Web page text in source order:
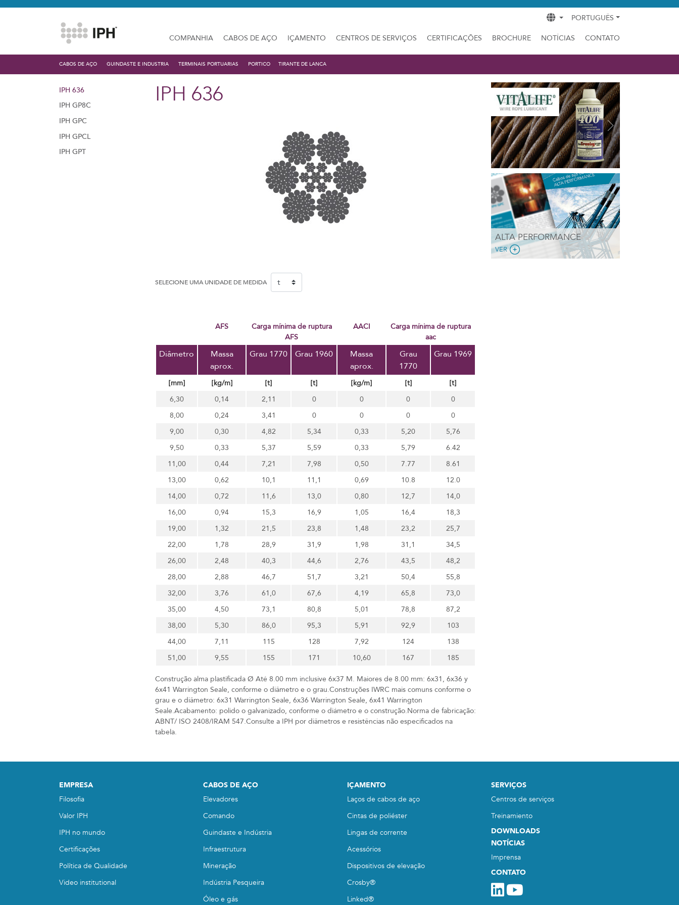
PORTUGUÊS
COMPANHIA CABOS DE AÇO IÇAMENTO CENTROS DE SERVIÇOS CERTIFICAÇÕES BROCHURE NOTÍCIAS CONTATO
CABOS DE AÇO GUINDASTE E INDUSTRIA TERMINAIS PORTUARIAS PORTICO TIRANTE DE LANCA
IPH 636
IPH GP8C
IPH GPC
IPH GPCL
IPH GPT
IPH 636
SELECIONE UMA UNIDADE DE MEDIDA
AFS
Carga mínima de ruptura
AFS
AACI
carga mínima de ruptura
aac
Diâmetro
Massa
aprox.
Grau 1770 Grau 1960
Massa
aprox.
Grau
1770
Grau 1969
[mm] [kg/m] [t] [t] [kg/m] [t]
[t]
6,30
0,14 2,11 0 0 0
0
8,00
0,24 3,41 0 0 0
0
9,00
0,30 4,82 5,34 0,33 5,20
5,76
9,50
0,33 5,37 5,59 0,33 5,79
6.42
11,00
0,44 7,21 7,98 0,50 7.77
8.61
13,00
0,62 10,1 11,1 0,69 10.8
12.0
14,00
0,72 11,6 13,0 0,80 12,7
14,0
16,00
0,94 15,3 16,9 1,05 16,4
18,3
19,00
1,32 21,5 23,8 1,48 23,2
25,7
22,00
1,78 28,9 31,9 1,98 31,1
34,5
26,00
2,48 40,3 44,6 2,76 43,5
48,2
28,00
2,88 46,7 51,7 3,21 50,4
55,8
32,00
3,76 61,0 67,6 4,19 65,8
73,0
35,00
4,50 73,1 80,8 5,01 78,8
87,2
38,00
5,30 86,0 95,3 5,91 92,9
103
44,00
7,11 115 128 7,92 124
138
51,00
9,55 155 171 10,60 167 185
Construção alma plastificada Ø Até 8.00 mm inclusive 6x37 M. Maiores de 8.00 mm: 6x31, 6x36 y
6x41 Warrington Seale, conforme o diâmetro e o grau.Construções IWRC mais comuns conforme o
grau e o diâmetro: 6x31 Warrington Seale, 6x36 Warrington Seale, 6x41 Warrington
Seale.Acabamento: polido o galvanizado, conforme o diámetro e o construção.Norma de fabricação:
ABNT/ ISO 2408/IRAM 547.Consulte a IPH por diâmetros e resistências não especificados na
tabela.
Previous Next
ALTA PERFORMANCE
VER
EMPRESA
Filosofia
Valor IPH
IPH no mundo
Certificações
Política de Qualidade
Video institutional
CABOS DE AÇO
Elevadores
Comando
Guindaste e Indústria
Infraestrutura
Mineração
Indústria Pesqueira
Óleo e gás
IÇAMENTO
Laços de cabos de aço
Cintas de poliéster
Lingas de corrente
Acessórios
Dispositivos de elevação
Crosby®
Linked®
SERVIÇOS
Centros de serviços
Treinamiento
DOWNLOADS
NOTÍCIAS
Imprensa
CONTATO